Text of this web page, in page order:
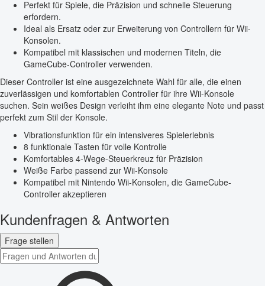
Perfekt für Spiele, die Präzision und schnelle Steuerung
erfordern.
Ideal als Ersatz oder zur Erweiterung von Controllern für Wii-
Konsolen.
Kompatibel mit klassischen und modernen Titeln, die
GameCube-Controller verwenden.
Dieser Controller ist eine ausgezeichnete Wahl für alle, die einen
zuverlässigen und komfortablen Controller für ihre Wii-Konsole
suchen. Sein weißes Design verleiht ihm eine elegante Note und passt
perfekt zum Stil der Konsole.
Vibrationsfunktion für ein intensiveres Spielerlebnis
8 funktionale Tasten für volle Kontrolle
Komfortables 4-Wege-Steuerkreuz für Präzision
Weiße Farbe passend zur Wii-Konsole
Kompatibel mit Nintendo Wii-Konsolen, die GameCube-
Controller akzeptieren
Kundenfragen & Antworten
Frage stellen